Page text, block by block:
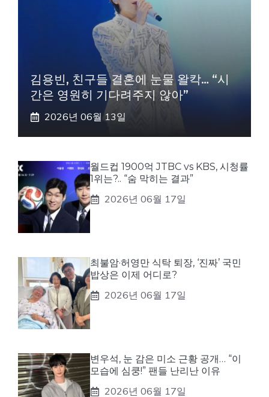
김용빈, 친구들 결혼에 눈물 왈칵… “시
간은 영원히 기다려주지 않아”
2026년 06월 13일
월드컵 1900억 JTBC vs KBS, 시청률
1위는?.. “숨 막히는 결과”
2026년 06월 17일
최불암·허영만 식탁 퇴장, ‘진짜’ 국민
밥상은 이제 어디로?
2026년 06월 17일
변우석, 눈 감은 미소 근황 공개… “이
모습에 심쿵!” 팬들 난리난 이유
2026년 06월 17일